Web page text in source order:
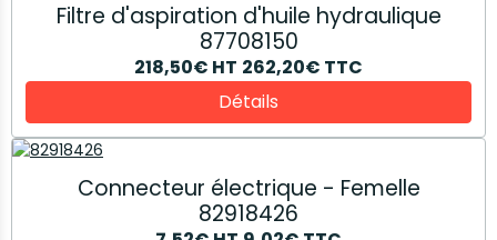
Filtre d'aspiration d'huile hydraulique
87708150
218,50€ HT 262,20€ TTC
Détails
Connecteur électrique - Femelle
82918426